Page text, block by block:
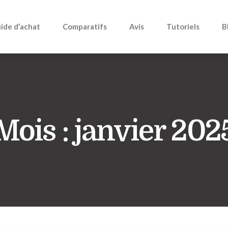
d’achat Comparatifs Avis Tutoriels
: janvier